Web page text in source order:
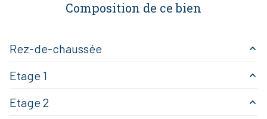
Composition de ce bien
Rez-de-chaussée
garage
salon/sejour 25.10 m²
Etage 1
chambre
Etage 2